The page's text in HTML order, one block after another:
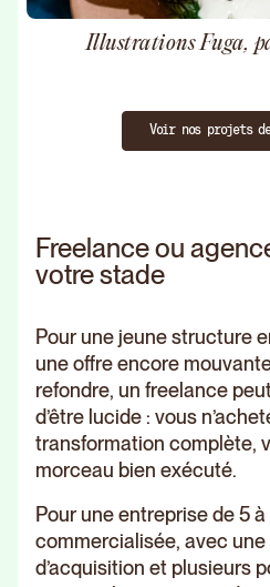
Illustrations Fuga,
Voir nos projets
Freelance ou
votre stade
Pour une jeune structure
une offre encore
refondre, un freelance
d’être lucide : vous
transformation complète,
morceau bien exécuté.
Pour une entreprise de 5
commercialisée, avec
d’acquisition et plusieurs